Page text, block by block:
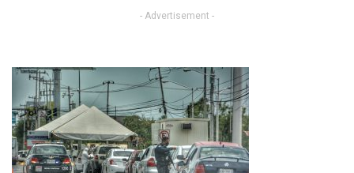
- Advertisement -